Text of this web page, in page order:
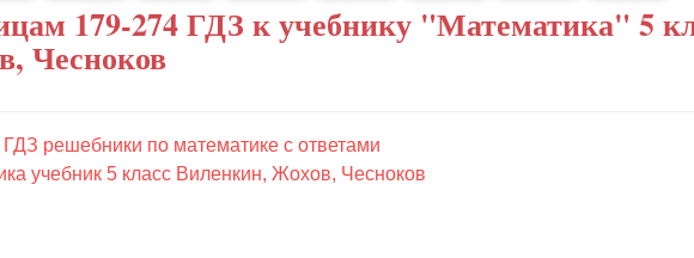
179-274 ГДЗ к учебнику "Математика" 5
Чесноков
ГДЗ решебники по математике с ответами
учебник 5 класс Виленкин, Жохов, Чесноков